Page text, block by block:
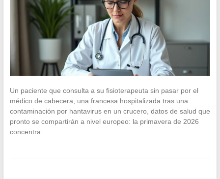
Un paciente que consulta a su fisioterapeuta sin pasar por el
médico de cabecera, una francesa hospitalizada tras una
contaminación por hantavirus en un crucero, datos de salud que
pronto se compartirán a nivel europeo: la primavera de 2026
concentra…